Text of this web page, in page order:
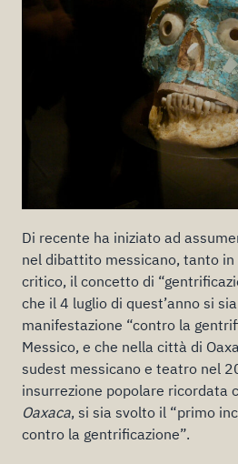
Di recente ha iniziato ad
nel dibattito messicano, tanto
critico, il concetto di
che il 4 luglio di quest’anno si
manifestazione “contro la
Messico, e che nella città di
sudest messicano e teatro nel
insurrezione popolare ricordata
Oaxaca, si sia svolto il “primo
contro la gentrificazione”.